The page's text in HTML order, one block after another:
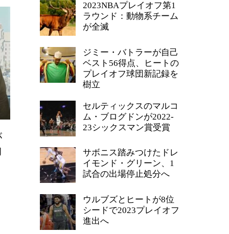
2023NBAプレイオフ第1
ラウンド：動物系チーム
が全滅
ジミー・バトラーが自己
ベスト56得点、ヒートの
プレイオフ球団新記録を
樹立
セルティックスのマルコ
ム・ブログドンが2022-
23シックスマン賞受賞
サボニス踏みつけたドレ
イモンド・グリーン、1
試合の出場停止処分へ
ウルブズとヒートが8位
シードで2023プレイオフ
進出へ